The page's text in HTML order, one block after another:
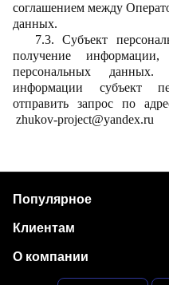
соглашением между
данных.
7.3. Субъект
получение
персональных
информации субъект
отправить запрос по
zhukov-project@yandex.ru
Популярное
Клиентам
О компании